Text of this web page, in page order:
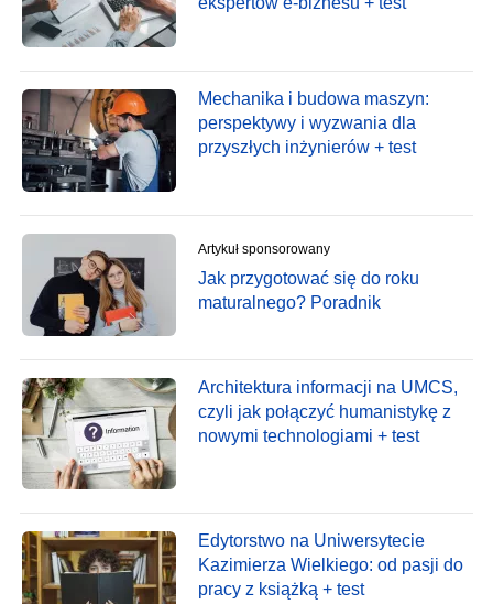
Mechanika i budowa maszyn:
perspektywy i wyzwania dla
przyszłych inżynierów + test
Artykuł sponsorowany
Jak przygotować się do roku
maturalnego? Poradnik
Architektura informacji na UMCS,
czyli jak połączyć humanistykę z
nowymi technologiami + test
Edytorstwo na Uniwersytecie
Kazimierza Wielkiego: od pasji do
pracy z książką + test